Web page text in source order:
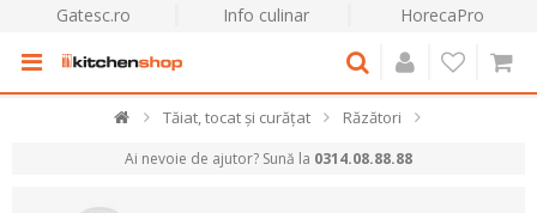
Gatesc.ro Info culinar HorecaPro
Tăiat, tocat și curățat Răzători
Ai nevoie de ajutor? Sună la 0314.08.88.88